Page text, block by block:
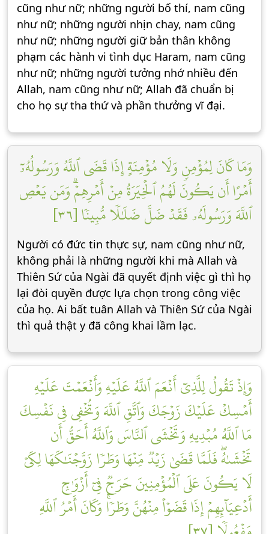
cũng như nữ; những người bố thí, nam cũng
như nữ; những người nhịn chay, nam cũng
như nữ; những người giữ bản thân không
phạm các hành vi tình dục Haram, nam cũng
như nữ; những người tưởng nhớ nhiều đến
Allah, nam cũng như nữ; Allah đã chuẩn bị
cho họ sự tha thứ và phần thưởng vĩ đại.
وَمَا كَانَ لِمُؤۡمِنٖ وَلَا مُؤۡمِنَةٍ إِذَا قَضَى ٱللَّهُ وَرَسُولُهُۥٓ
أَمۡرًا أَن يَكُونَ لَهُمُ ٱلۡخِيَرَةُ مِنۡ أَمۡرِهِمۡۗ وَمَن يَعۡصِ
ٱللَّهَ وَرَسُولَهُۥ فَقَدۡ ضَلَّ ضَلَٰلٗا مُّبِينٗا [٣٦]
Người có đức tin thực sự, nam cũng như nữ,
không phải là những người khi mà Allah và
Thiên Sứ của Ngài đã quyết định việc gì thì họ
lại đòi quyền được lựa chọn trong công việc
của họ. Ai bất tuân Allah và Thiên Sứ của Ngài
thì quả thật y đã công khai lầm lạc.
وَإِذۡ تَقُولُ لِلَّذِيٓ أَنۡعَمَ ٱللَّهُ عَلَيۡهِ وَأَنۡعَمۡتَ عَلَيۡهِ
أَمۡسِكۡ عَلَيۡكَ زَوۡجَكَ وَٱتَّقِ ٱللَّهَ وَتُخۡفِي فِي نَفۡسِكَ
مَا ٱللَّهُ مُبۡدِيهِ وَتَخۡشَى ٱلنَّاسَ وَٱللَّهُ أَحَقُّ أَن
تَخۡشَىٰهُۖ فَلَمَّا قَضَىٰ زَيۡدٞ مِّنۡهَا وَطَرٗا زَوَّجۡنَٰكَهَا لِكَيۡ
لَا يَكُونَ عَلَى ٱلۡمُؤۡمِنِينَ حَرَجٞ فِيٓ أَزۡوَٰجِ
أَدۡعِيَآئِهِمۡ إِذَا قَضَوۡاْ مِنۡهُنَّ وَطَرٗاۚ وَكَانَ أَمۡرُ ٱللَّهِ